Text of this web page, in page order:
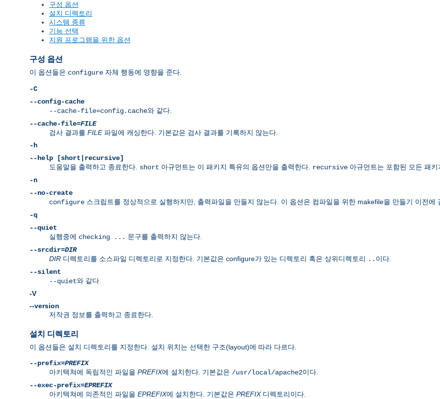
구성 옵션
설치 디렉토리
시스템 종류
기능 선택
지원 프로그램을 위한 옵션
구성 옵션
이 옵션들은 configure 자체 행동에 영향을 준다.
-C
--config-cache
--cache-file=config.cache와 같다.
--cache-file=FILE
검사 결과를 FILE파일에 캐싱한다. 기본값은 검사 결과를 기록하지 않는다.
-h
--help [short|recursive]
도움말을 출력하고 종료한다. short 아규먼트는 이 패키지 특유의 옵션만을 출력한다. recursive 아규먼트는 포함된 모든 패
-n
--no-create
configure 스크립트를 정상적으로 실행하지만, 출력파일을 만들지 않는다. 이 옵션은 컴파일을 위한 makefile을 만들기 이전에
-q
--quiet
실행중에 checking ... 문구를 출력하지 않는다.
--srcdir=DIR
DIR 디렉토리를 소스파일 디렉토리로 지정한다. 기본값은 configure가 있는 디렉토리 혹은 상위디렉토리 .. 이다.
--silent
--quiet와 같다.
-V
--version
저작권 정보를 출력하고 종료한다.
설치 디렉토리
이 옵션들은 설치 디렉토리를 지정한다. 설치 위치는 선택한 구조(layout)에 따라 다르다.
--prefix=PREFIX
아키텍쳐에 독립적인 파일을 PREFIX에 설치한다. 기본값은 /usr/local/apache2이다.
--exec-prefix=EPREFIX
아키텍쳐에 의존적인 파일을 EPREFIX에 설치한다. 기본값은 PREFIX디렉토리이다.